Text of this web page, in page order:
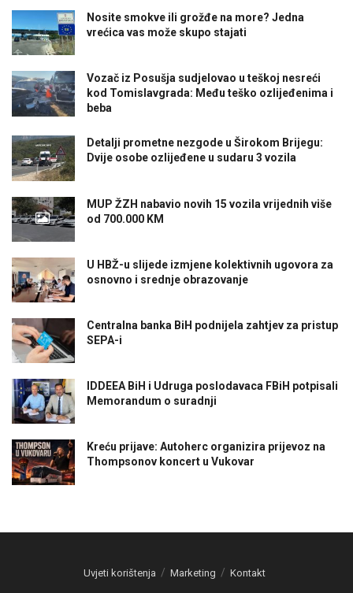
Nosite smokve ili grožđe na more? Jedna
vrećica vas može skupo stajati
Vozač iz Posušja sudjelovao u teškoj nesreći
kod Tomislavgrada: Među teško ozlijeđenima i
beba
Detalji prometne nezgode u Širokom Brijegu:
Dvije osobe ozlijeđene u sudaru 3 vozila
MUP ŽZH nabavio novih 15 vozila vrijednih više
od 700.000 KM
U HBŽ-u slijede izmjene kolektivnih ugovora za
osnovno i srednje obrazovanje
Centralna banka BiH podnijela zahtjev za pristup
SEPA-i
IDDEEA BiH i Udruga poslodavaca FBiH potpisali
Memorandum o suradnji
Kreću prijave: Autoherc organizira prijevoz na
Thompsonov koncert u Vukovar
Uvjeti korištenja Marketing Kontakt